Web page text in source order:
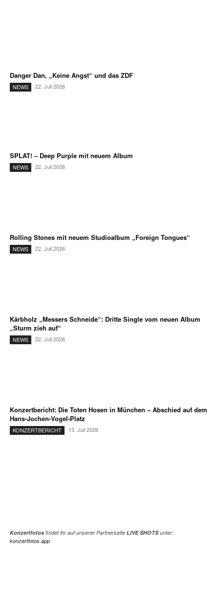
Danger Dan, „Keine Angst“ und das ZDF
NEWS 22. Juli 2026
SPLAT! – Deep Purple mit neuem Album
NEWS 22. Juli 2026
Rolling Stones mit neuem Studioalbum „Foreign Tongues“
NEWS 22. Juli 2026
Kärbholz „Messers Schneide“: Dritte Single vom neuen Album
„Sturm zieh auf“
NEWS 22. Juli 2026
Konzertbericht: Die Toten Hosen in München – Abschied auf dem
Hans-Jochen-Vogel-Platz
KONZERTBERICHT 13. Juli 2026
Konzertfotos findet ihr auf unserer Partnerseite LIVE SHOTSunter:
konzertfotos.app